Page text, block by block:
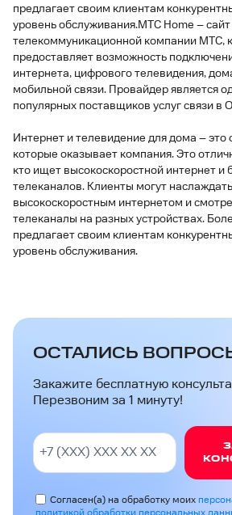
предлагает своим клиентам
уровень обслуживания.МТС Home –
телекоммуникационной компании МТС,
предоставляет возможность
интернета, цифрового телевидения,
мобильной связи. Провайдер является
популярных поставщиков услуг связи в
Интернет и телевидение для дома – это
которые оказывает компания. Это
кто ищет высокоскоростной интернет и
телеканалов. Клиенты могут
высокоскоростным интернетом и
телеканалы на разных устройствах.
предлагает своим клиентам
уровень обслуживания.
ОСТАЛИСЬ
Закажите бесплатную
Перезвоним за 1 минуту!
Согласен(а) на обработку моих